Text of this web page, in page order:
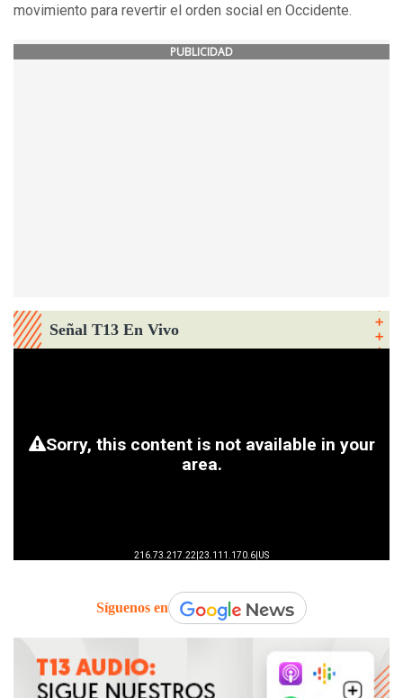
movimiento para revertir el orden social en Occidente.
PUBLICIDAD
Señal T13 En Vivo
Síguenos en